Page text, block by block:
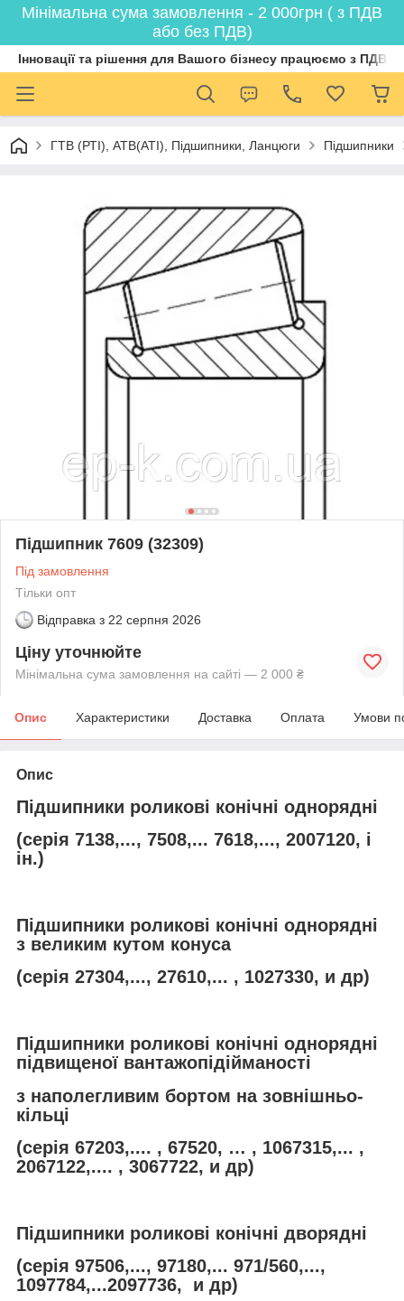
Мінімальна сума замовлення - 2 000грн ( з ПДВ
або без ПДВ)
Інновації та рішення для Вашого бізнесу працюємо з ПДВ
ГТВ (РТI), АТВ(АТI), Пiдшипники, Ланцюги Підшипники
Підшипник 7609 (32309)
Під замовлення
Тільки опт
Відправка з 22 серпня 2026
Ціну уточнюйте
Мінімальна сума замовлення на сайті — 2 000 ₴
Опис Характеристики Доставка Оплата Умови
Опис
Підшипники роликові конічні однорядні
(серія 7138,..., 7508,... 7618,..., 2007120, і
ін.)
Підшипники роликові конічні однорядні
з великим кутом конуса
(серія 27304,..., 27610,... , 1027330, и др)
Підшипники роликові конічні однорядні
підвищеної вантажопідійманості
з наполегливим бортом на зовнішньо-
кільці
(серія 67203,.... , 67520, … , 1067315,... ,
2067122,.... , 3067722, и др)
Підшипники роликові конічні дворядні
(серія 97506,..., 97180,... 971/560,...,
1097784,...2097736, и др)